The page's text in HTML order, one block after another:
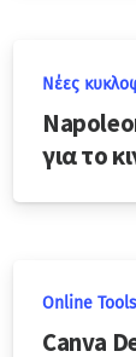
Νέες
για το
Online Tools
Canva